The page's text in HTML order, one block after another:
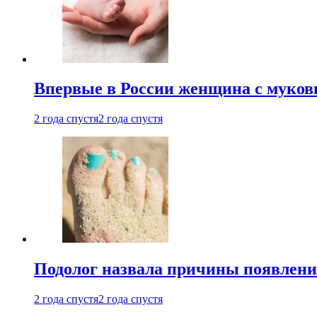
Впервые в России женщина с
2 года спустя2 года спустя
Подолог назвала причины
2 года спустя2 года спустя